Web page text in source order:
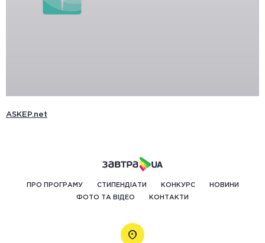
ASKEP.net
ПРО ПРОГРАМУ СТИПЕНДІАТИ КОНКУРС НОВИНИ
ФОТО ТА ВІДЕО КОНТАКТИ